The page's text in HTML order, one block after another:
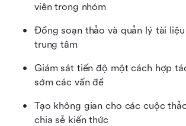
viên trong nhóm
Đồng soạn thảo và quản lý tài
trung tâm
Giám sát tiến độ một cách hợp
sớm các vấn đề
Tạo không gian cho các cuộc
chia sẻ kiến thức